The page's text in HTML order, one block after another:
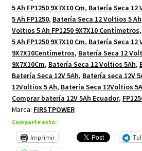
5 Ah FP1250 9X7X10 Cm, Batería Seca 12
5 Ah FP1250, Batería Seca 12 Voltios 5 Ah
Voltios 5 Ah FP1250 9X7X10 Centímetros,
5 Ah FP1250 9X7X10 Cm, Batería Seca 12
9X7X10Centímetros, Batería Seca 12
9X7X10Cm, Batería Seca 12 Voltios 5Ah,
Batería Seca 12V 5Ah, Batería seca 12V
12Voltios 5 Ah, Batería Seca 12Voltios
Comprar batería 12V 5Ah Ecuador,
Marca: FIRSTPOWER
Comparte esto:
Imprimir